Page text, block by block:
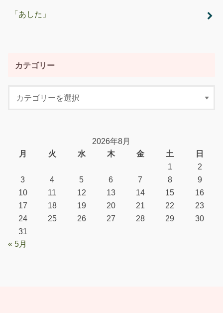
「あした」
カテゴリー
2026年8月
月
火 水 木 金 土
日
1
2
3
4 5 6 7 8
9
10
11 12 13 14 15
16
17
18 19 20 21 22
23
24
25 26 27 28 29
30
31
« 5月